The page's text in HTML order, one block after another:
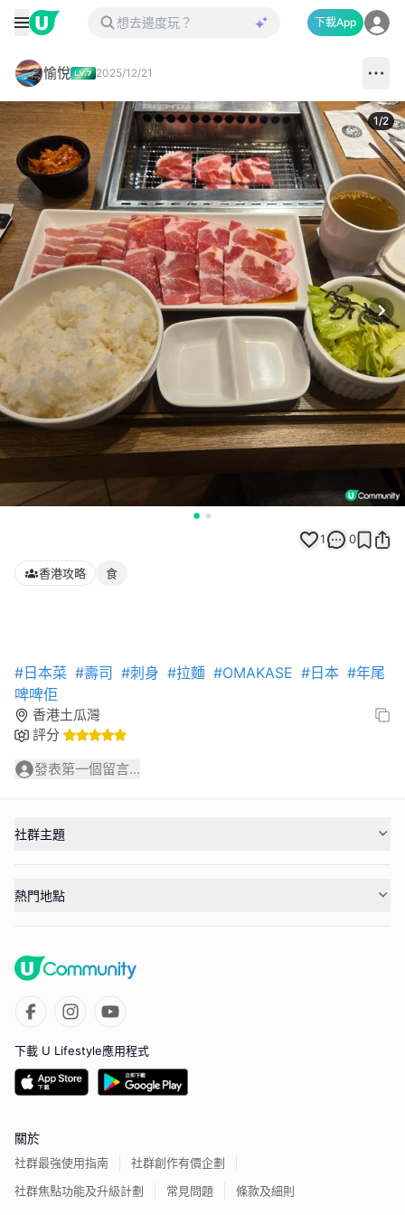
下載App
愉悅 2025/12/21
1/2
1 0
香港攻略 食
#日本菜 #壽司 #刺身 #拉麵 #OMAKASE #日本 #年尾
啤啤佢
香港土瓜灣
評分
發表第一個留言...
社群主題
熱門地點
下載 U Lifestyle應用程式
關於
社群最強使用指南
社群創作有價企劃
社群焦點功能及升級計劃
常見問題 條款及細則